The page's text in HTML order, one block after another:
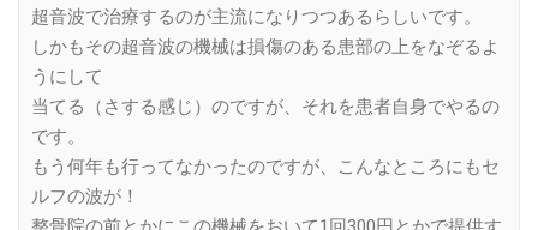
超音波で治療するのが主流になりつつあるらしいです。
しかもその超音波の機械は損傷のある患部の上をなぞるよ
うにして
当てる（さする感じ）のですが、それを患者自身でやるの
です。
もう何年も行ってなかったのですが、こんなところにもセ
ルフの波が！